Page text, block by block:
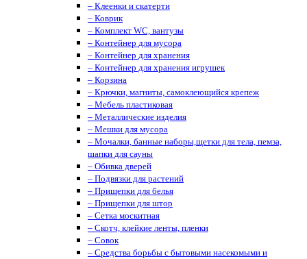
– Клеенки и скатерти
– Коврик
– Комплект WC, вантузы
– Контейнер для мусора
– Контейнер для хранения
– Контейнер для хранения игрушек
– Корзина
– Крючки, магниты, cамоклеющийся крепеж
– Мебель пластиковая
– Металлические изделия
– Мешки для мусора
– Мочалки, банные наборы,щетки для тела, пемза,
шапки для сауны
– Обивка дверей
– Подвязки для растений
– Прищепки для белья
– Прищепки для штор
– Сетка москитная
– Скотч, клейкие ленты, пленки
– Совок
– Средства борьбы с бытовыми насекомыми и